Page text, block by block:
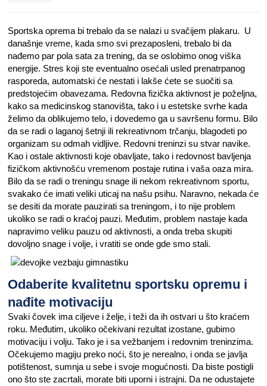
Sportska oprema bi trebalo da se nalazi u svačijem plakaru. U
današnje vreme, kada smo svi prezaposleni, trebalo bi da
nađemo par pola sata za trening, da se oslobimo onog viška
energije. Stres koji ste eventualno osećali usled prenatrpanog
rasporeda, automatski će nestati i lakše ćete se suočiti sa
predstojećim obavezama. Redovna fizička aktivnost je poželjna,
kako sa medicinskog stanovišta, tako i u estetske svrhe kada
želimo da oblikujemo telo, i dovedemo ga u savršenu formu. Bilo
da se radi o laganoj šetnji ili rekreativnom trčanju, blagodeti po
organizam su odmah vidljive. Redovni treninzi su stvar navike.
Kao i ostale aktivnosti koje obavljate, tako i redovnost bavljenja
fizičkom aktivnošću vremenom postaje rutina i vaša oaza mira.
Bilo da se radi o treningu snage ili nekom rekreativnom sportu,
svakako će imati veliki uticaj na našu psihu. Naravno, nekada će
se desiti da morate pauzirati sa treningom, i to nije problem
ukoliko se radi o kraćoj pauzi. Međutim, problem nastaje kada
napravimo veliku pauzu od aktivnosti, a onda treba skupiti
dovoljno snage i volje, i vratiti se onde gde smo stali.
Odaberite kvalitetnu sportsku opremu i
nađite motivaciju
Svaki čovek ima ciljeve i želje, i teži da ih ostvari u što kraćem
roku. Međutim, ukoliko očekivani rezultat izostane, gubimo
motivaciju i volju. Tako je i sa vežbanjem i redovnim treninzima.
Očekujemo magiju preko noći, što je nerealno, i onda se javlja
potištenost, sumnja u sebe i svoje mogućnosti. Da biste postigli
ono što ste zacrtali, morate biti uporni i istrajni. Da ne odustajete